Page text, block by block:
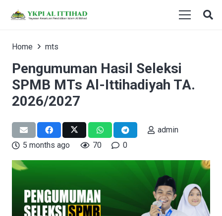
Home mts
Pengumuman Hasil Seleksi
SPMB MTs Al-Ittihadiyah TA.
2026/2027
admin
5 months ago
70 0